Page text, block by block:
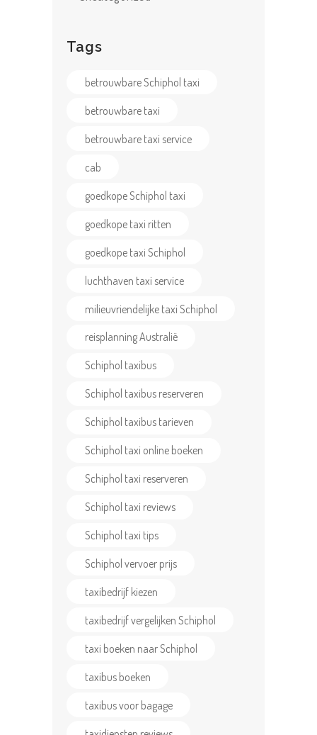
TAXI TARIEVEN
Tags
betrouwbare Schiphol taxi
betrouwbare taxi
betrouwbare taxi service
cab
goedkope Schiphol taxi
goedkope taxi ritten
goedkope taxi Schiphol
luchthaven taxi service
milieuvriendelijke taxi Schiphol
reisplanning Australië
Schiphol taxibus
Schiphol taxibus reserveren
Schiphol taxibus tarieven
Schiphol taxi online boeken
Schiphol taxi reserveren
Schiphol taxi reviews
Schiphol taxi tips
Schiphol vervoer prijs
taxibedrijf kiezen
taxibedrijf vergelijken Schiphol
taxi boeken naar Schiphol
taxibus boeken
taxibus voor bagage